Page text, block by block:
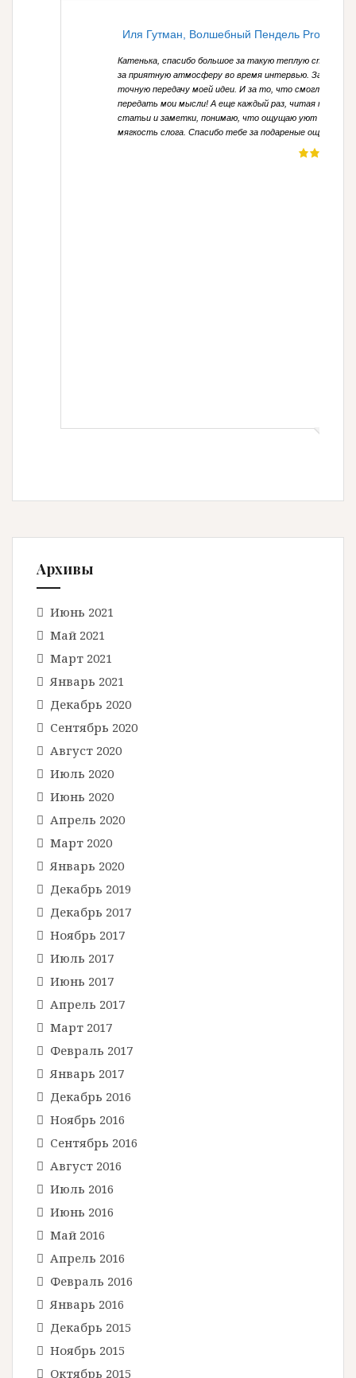
Иля Гутман, Волшебный Пендель Project
Катенька, спасибо большое за такую теплую статью,
за приятную атмосферу во время интервью. За
точную передачу моей идеи. И за то, что смогла верно
передать мои мысли! А еще каждый раз, читая твои
статьи и заметки, понимаю, что ощущаю уют и
мягкость слога. Спасибо тебе за подареные ощущения!
Архивы
Июнь 2021
Май 2021
Март 2021
Январь 2021
Декабрь 2020
Сентябрь 2020
Август 2020
Июль 2020
Июнь 2020
Апрель 2020
Март 2020
Январь 2020
Декабрь 2019
Декабрь 2017
Ноябрь 2017
Июль 2017
Июнь 2017
Апрель 2017
Март 2017
Февраль 2017
Январь 2017
Декабрь 2016
Ноябрь 2016
Сентябрь 2016
Август 2016
Июль 2016
Июнь 2016
Май 2016
Апрель 2016
Февраль 2016
Январь 2016
Декабрь 2015
Ноябрь 2015
Октябрь 2015